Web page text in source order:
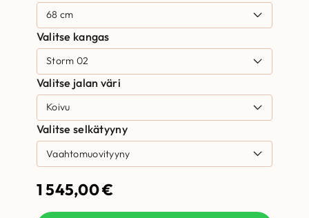
Valitse kangas
Valitse jalan väri
Valitse selkätyyny
1 545,00€